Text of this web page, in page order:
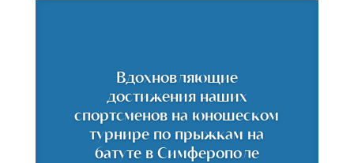
Вдохновляющие
достижения наших
спортсменов на юношеском
турнире по прыжкам на
батуте в Симферополе